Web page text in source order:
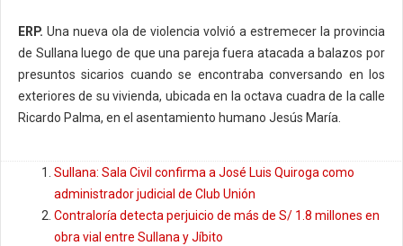
ERP. Una nueva ola de violencia volvió a estremecer la provincia
de Sullana luego de que una pareja fuera atacada a balazos por
presuntos sicarios cuando se encontraba conversando en los
exteriores de su vivienda, ubicada en la octava cuadra de la calle
Ricardo Palma, en el asentamiento humano Jesús María.
Sullana: Sala Civil confirma a José Luis Quiroga como
administrador judicial de Club Unión
Contraloría detecta perjuicio de más de S/ 1.8 millones en
obra vial entre Sullana y Jíbito